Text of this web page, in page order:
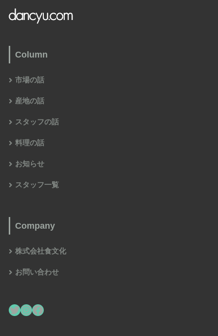
Column
市場の話
産地の話
スタッフの話
料理の話
お知らせ
スタッフ一覧
Company
株式会社食文化
お問い合わせ